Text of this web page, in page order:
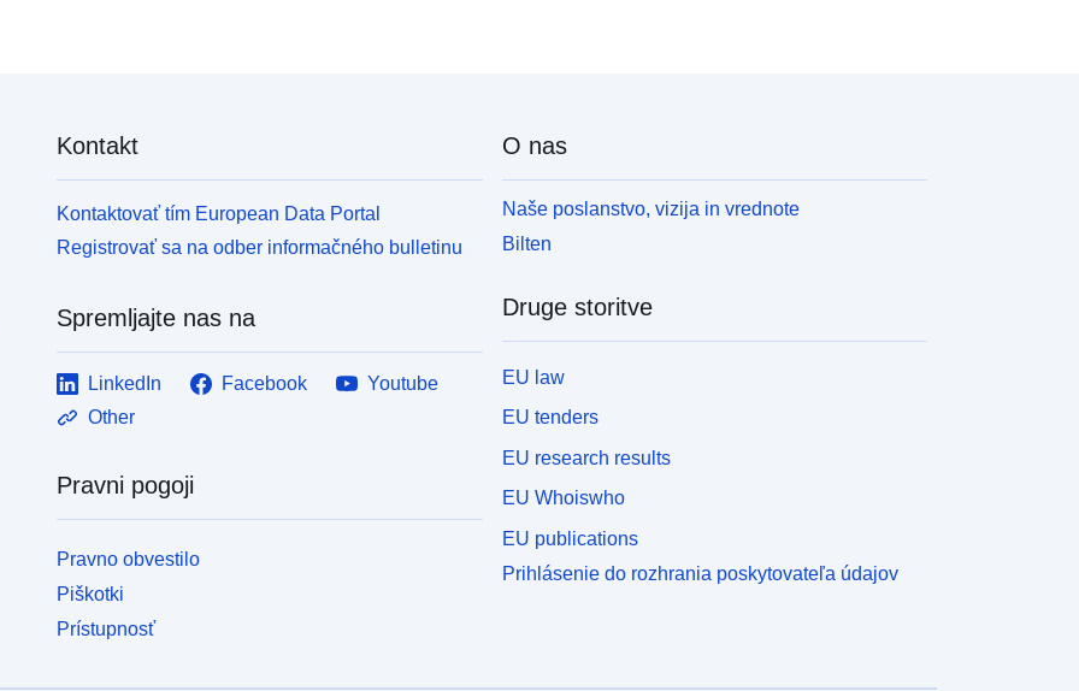
Kontakt
Kontaktovať tím European Data Portal
Registrovať sa na odber informačného bulletinu
Spremljajte nas na
LinkedIn Facebook
Youtube
Other
Pravni pogoji
Pravno obvestilo
Piškotki
Prístupnosť
O nas
Naše poslanstvo, vizija in vrednote
Bilten
Druge storitve
EU law
EU tenders
EU research results
EU Whoiswho
EU publications
Prihlásenie do rozhrania poskytovateľa údajov